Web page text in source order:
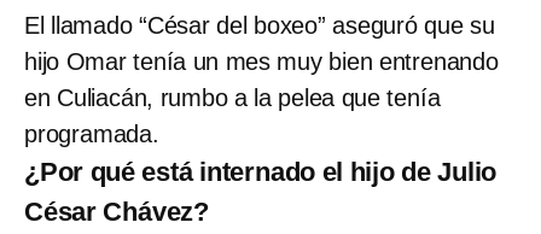
El llamado “César del boxeo” aseguró que su
hijo Omar tenía un mes muy bien entrenando
en Culiacán, rumbo a la pelea que tenía
programada.
¿Por qué está internado el hijo de Julio
César Chávez?